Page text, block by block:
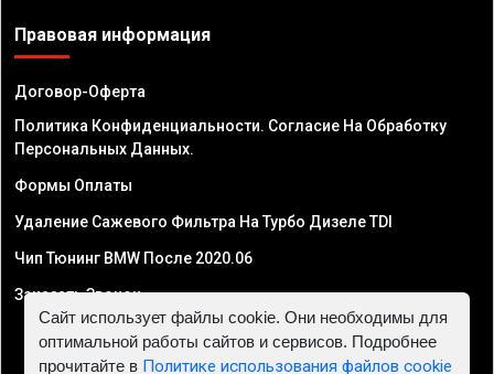
Правовая информация
Договор-Оферта
Политика Конфиденциальности. Согласие На Обработку
Персональных Данных.
Формы Оплаты
Удаление Сажевого Фильтра На Турбо Дизеле TDI
Чип Тюнинг BMW После 2020.06
Заказать Звонок
Сайт использует файлы cookie. Они необходимы для
оптимальной работы сайтов и сервисов. Подробнее
прочитайте в Политике использования файлов cookie